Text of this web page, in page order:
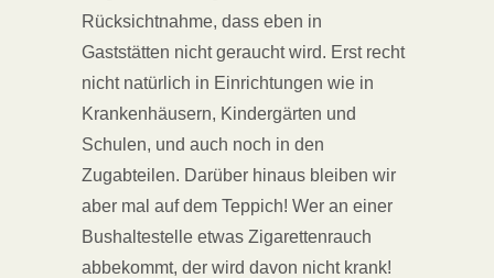
Rücksichtnahme, dass eben in
Gaststätten nicht geraucht wird. Erst recht
nicht natürlich in Einrichtungen wie in
Krankenhäusern, Kindergärten und
Schulen, und auch noch in den
Zugabteilen. Darüber hinaus bleiben wir
aber mal auf dem Teppich! Wer an einer
Bushaltestelle etwas Zigarettenrauch
abbekommt, der wird davon nicht krank!